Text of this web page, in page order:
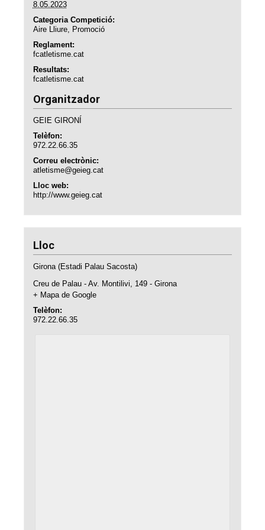
8.05.2023
Categoria Competició:
Aire Lliure, Promoció
Reglament:
fcatletisme.cat
Resultats:
fcatletisme.cat
Organitzador
GEIE GIRONÍ
Telèfon:
972.22.66.35
Correu electrònic:
atletisme@geieg.cat
Lloc web:
http://www.geieg.cat
Lloc
Girona (Estadi Palau Sacosta)
Creu de Palau - Av. Montilivi, 149 - Girona
+ Mapa de Google
Telèfon:
972.22.66.35